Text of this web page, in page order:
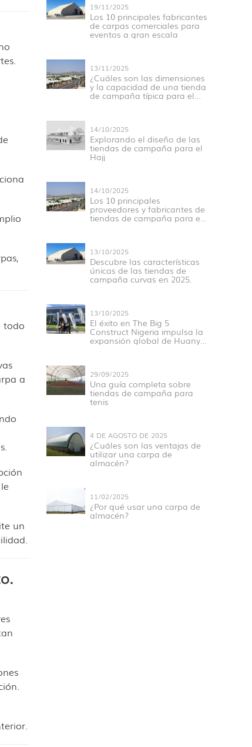
19/11/2025
Los 10 principales fabricantes
de carpas comerciales para
eventos a gran escala
13/11/2025
¿Cuáles son las dimensiones
y la capacidad de una tienda
de campaña típica para el
14/10/2025
Explorando el diseño de las
tiendas de campaña para el
Hajj
14/10/2025
Los 10 principales
proveedores y fabricantes de
tiendas de campaña para el
13/10/2025
Descubre las características
únicas de las tiendas de
campaña curvas en 2025.
13/10/2025
El éxito en The Big 5
Construct Nigeria impulsa la
expansión global de Huanyu
29/09/2025
Una guía completa sobre
tiendas de campaña para
tenis
4 DE AGOSTO DE 2025
¿Cuáles son las ventajas de
utilizar una carpa de
almacén?
11/02/2025
¿Por qué usar una carpa de
almacén?
todo
a
un